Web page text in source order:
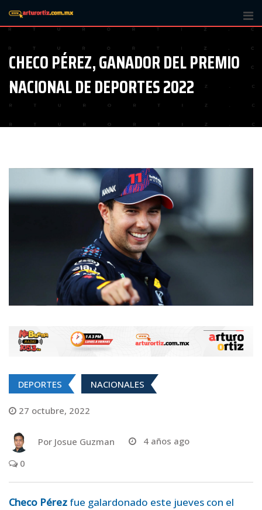
CHECO PÉREZ, GANADOR DEL PREMIO
NACIONAL DE DEPORTES 2022
DEPORTES NACIONALES
27 octubre, 2022
Por Josue Guzman
4 años ago
0
Checo Pérez fue galardonado este jueves con el